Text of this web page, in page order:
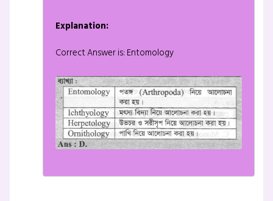
Explanation:
Correct Answer is: Entomology